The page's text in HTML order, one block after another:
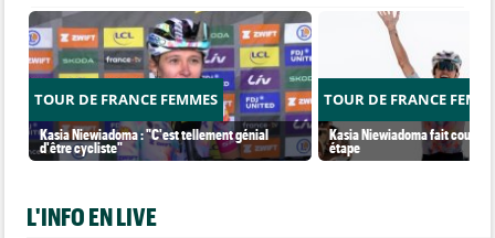
TOUR DE FRANCE FEMMES
Kasia Niewiadoma : "C'est tellement génial
d'être cycliste"
TOUR DE FRANCE
Kasia Niewiadoma fait coup
étape
L'INFO EN LIVE